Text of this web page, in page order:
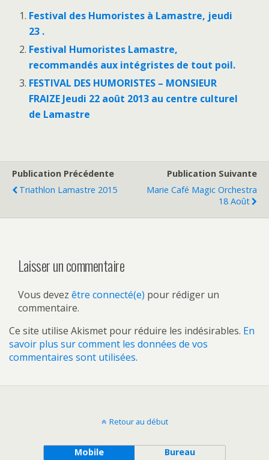
Festival des Humoristes à Lamastre, jeudi
23 .
Festival Humoristes Lamastre,
recommandés aux intégristes de tout poil.
FESTIVAL DES HUMORISTES – MONSIEUR
FRAIZE Jeudi 22 août 2013 au centre culturel
de Lamastre
Publication Précédente
Triathlon Lamastre 2015
Publication Suivante
Marie Café Magic Orchestra
18 Août
Laisser un commentaire
Vous devez être connecté(e) pour rédiger un
commentaire.
Ce site utilise Akismet pour réduire les indésirables. En
savoir plus sur comment les données de vos
commentaires sont utilisées.
Retour au début
Mobile Bureau